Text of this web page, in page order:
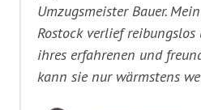
Umzugsmeister Bauer.
Rostock verlief
ihres erfahrenen und
kann sie nur wärmstens